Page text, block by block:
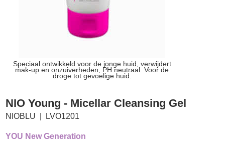
Speciaal ontwikkeld voor de jonge huid, verwijdert
mak-up en onzuiverheden, PH neutraal. Voor de
droge tot gevoelige huid.
NIO Young - Micellar Cleansing Gel
NIOBLU LVO1201
YOU New Generation